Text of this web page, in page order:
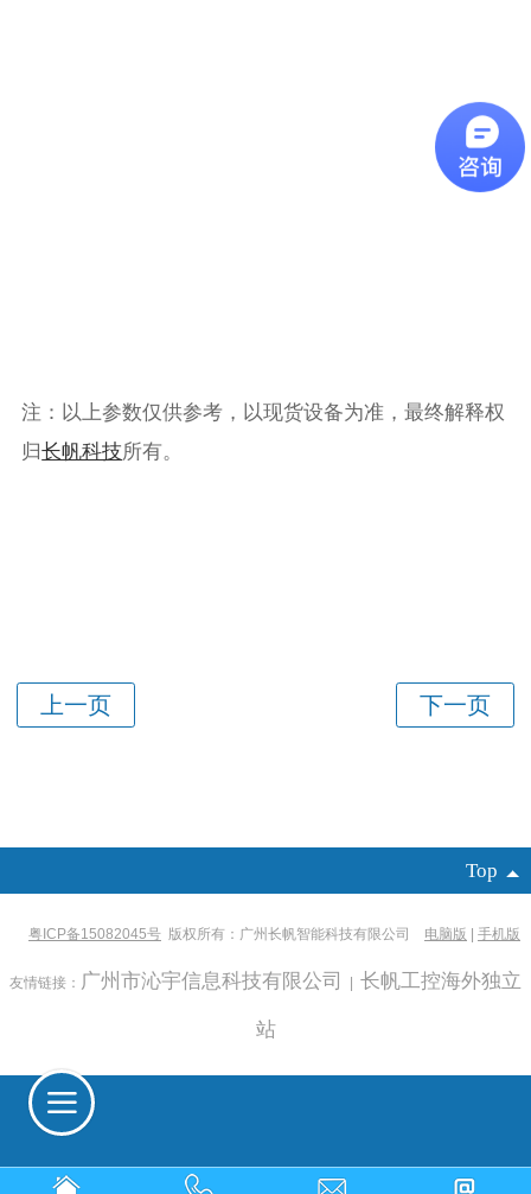
注：以上参数仅供参考，以现货设备为准，最终解释权
归长帆科技所有。
Top
粤ICP备15082045号 版权所有：广州长帆智能科技有限公司 电脑版 | 手机版
友情链接： 广州市沁宇信息科技有限公司 | 长帆工控海外独立
站